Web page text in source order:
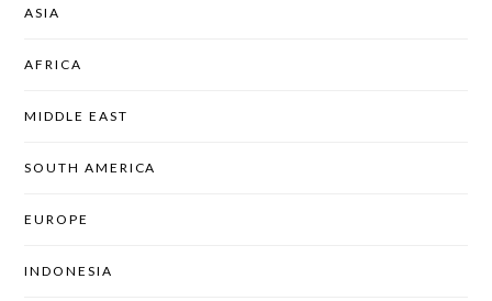
ASIA
AFRICA
MIDDLE EAST
SOUTH AMERICA
EUROPE
INDONESIA